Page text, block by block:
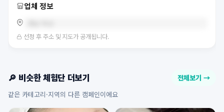
업체 정보
선정 후 주소 및 지도가 공개됩니다.
🔎 비슷한 체험단 더보기 전체보기 →
같은 카테고리·지역의 다른 캠페인이에요